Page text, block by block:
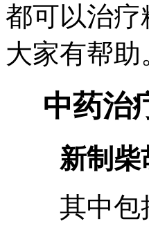
都可以治
大家有帮助
中药治
新制柴胡
其中包括